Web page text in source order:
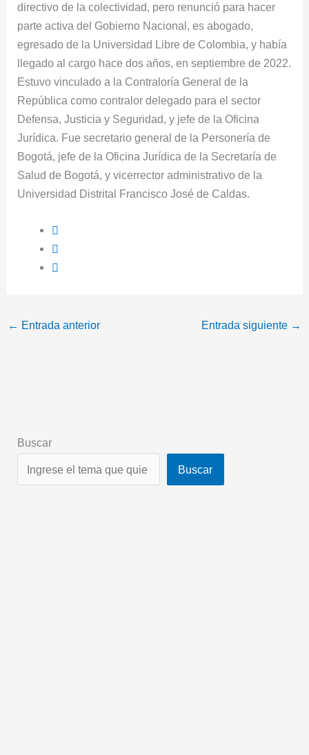
directivo de la colectividad, pero renunció para hacer
parte activa del Gobierno Nacional, es abogado,
egresado de la Universidad Libre de Colombia, y había
llegado al cargo hace dos años, en septiembre de 2022.
Estuvo vinculado a la Contraloría General de la
República como contralor delegado para el sector
Defensa, Justicia y Seguridad, y jefe de la Oficina
Jurídica. Fue secretario general de la Personería de
Bogotá, jefe de la Oficina Jurídica de la Secretaría de
Salud de Bogotá, y vicerrector administrativo de la
Universidad Distrital Francisco José de Caldas.
← Entrada anterior Entrada siguiente →
Buscar
Buscar